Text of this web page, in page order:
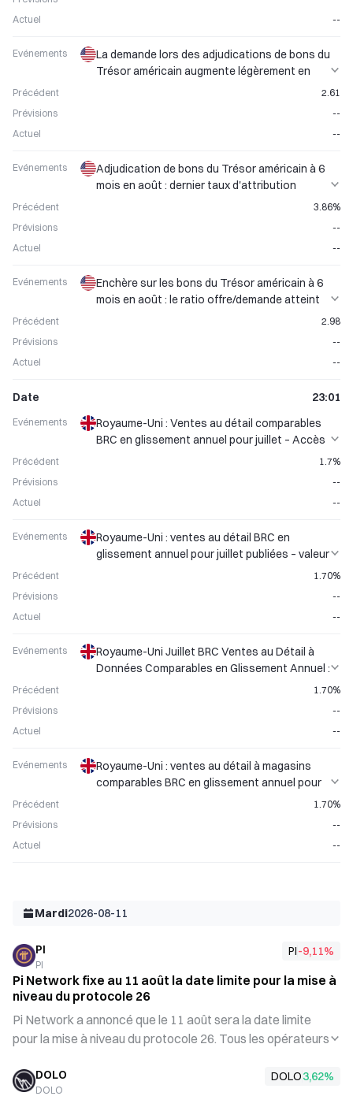
Actuel
--
Evénements
La demande lors des adjudications de bons du
Trésor américain augmente légèrement en
Précédent
2.61
Prévisions
--
Actuel
--
Evénements
Adjudication de bons du Trésor américain à 6
mois en août : dernier taux d'attribution
Précédent
3.86%
Prévisions
--
Actuel
--
Evénements
Enchère sur les bons du Trésor américain à 6
mois en août : le ratio offre/demande atteint
Précédent
2.98
Prévisions
--
Actuel
--
Date 23:01
Evénements
Royaume-Uni : Ventes au détail comparables
BRC en glissement annuel pour juillet – Accès
Précédent
1.7%
Prévisions
--
Actuel
--
Evénements
Royaume-Uni : ventes au détail BRC en
glissement annuel pour juillet publiées – valeur
Précédent
1.70%
Prévisions
--
Actuel
--
Evénements
Royaume-Uni Juillet BRC Ventes au Détail à
Données Comparables en Glissement Annuel :
Suivi de la Valeur Précédente de 1,70&nbsp;%
Précédent
1.70%
Prévisions
--
Actuel
--
Evénements
Royaume-Uni : ventes au détail à magasins
comparables BRC en glissement annuel pour
Précédent
1.70%
Prévisions
--
Actuel
--
Mardi2026-08-11
PI
PI
PI-9,11%
Pi Network fixe au 11 août la date limite pour la mise à
niveau du protocole 26
Pi Network a annoncé que le 11 août sera la date limite
pour la mise à niveau du protocole 26. Tous les opérateurs
mainnet avant cette date, faute de quoi ils ne pourront
DOLO
DOLO
DOLO3,62%